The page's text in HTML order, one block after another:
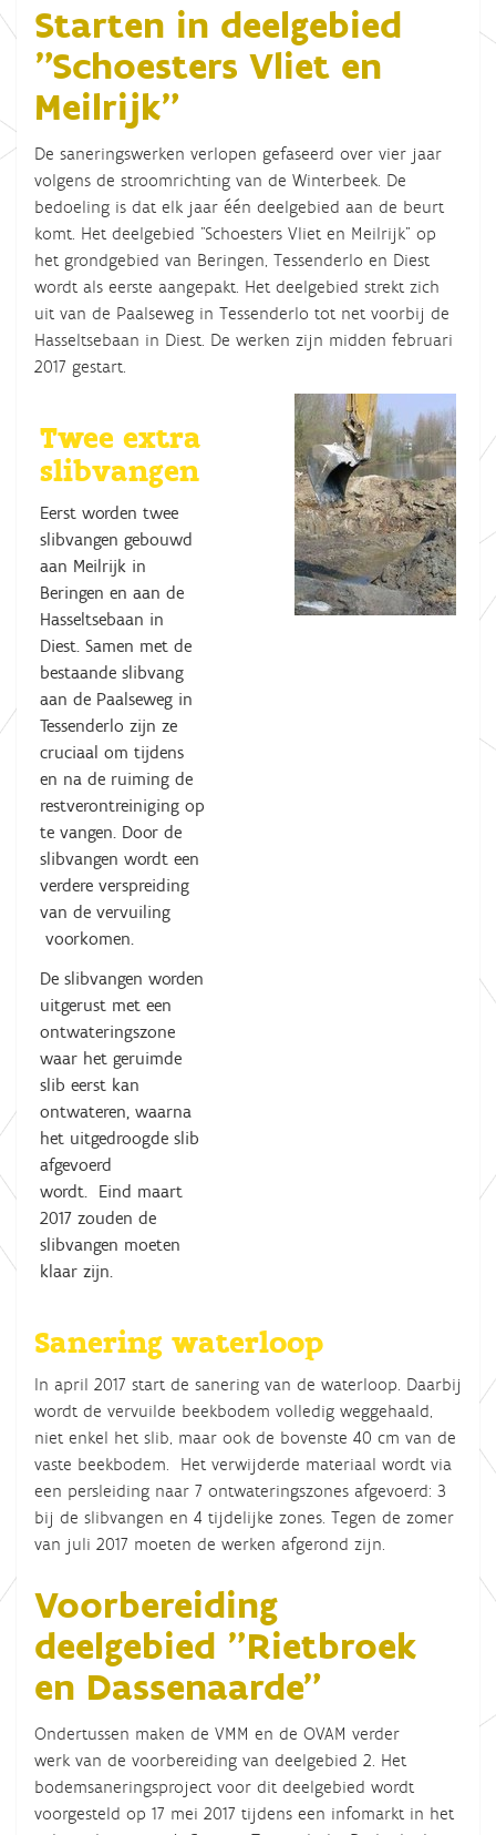
Starten in deelgebied
"Schoesters Vliet en
Meilrijk"
De saneringswerken verlopen gefaseerd over vier jaar
volgens de stroomrichting van de Winterbeek. De
bedoeling is dat elk jaar één deelgebied aan de beurt
komt. Het deelgebied "Schoesters Vliet en Meilrijk" op
het grondgebied van Beringen, Tessenderlo en Diest
wordt als eerste aangepakt. Het deelgebied strekt zich
uit van de Paalseweg in Tessenderlo tot net voorbij de
Hasseltsebaan in Diest. De werken zijn midden februari
2017 gestart.
Twee extra
slibvangen
Eerst worden twee
slibvangen gebouwd
aan Meilrijk in
Beringen en aan de
Hasseltsebaan in
Diest. Samen met de
bestaande slibvang
aan de Paalseweg in
Tessenderlo zijn ze
cruciaal om tijdens
en na de ruiming de
restverontreiniging op
te vangen. Door de
slibvangen wordt een
verdere verspreiding
van de vervuiling
voorkomen.
De slibvangen worden
uitgerust met een
ontwateringszone
waar het geruimde
slib eerst kan
ontwateren, waarna
het uitgedroogde slib
afgevoerd
wordt. Eind maart
2017 zouden de
slibvangen moeten
klaar zijn.
Sanering waterloop
In april 2017 start de sanering van de waterloop. Daarbij
wordt de vervuilde beekbodem volledig weggehaald,
niet enkel het slib, maar ook de bovenste 40 cm van de
vaste beekbodem. Het verwijderde materiaal wordt via
een persleiding naar 7 ontwateringszones afgevoerd: 3
bij de slibvangen en 4 tijdelijke zones. Tegen de zomer
van juli 2017 moeten de werken afgerond zijn.
Voorbereiding
deelgebied "Rietbroek
en Dassenaarde"
Ondertussen maken de VMM en de OVAM verder
werk van de voorbereiding van deelgebied 2. Het
bodemsaneringsproject voor dit deelgebied wordt
voorgesteld op 17 mei 2017 tijdens een infomarkt in het